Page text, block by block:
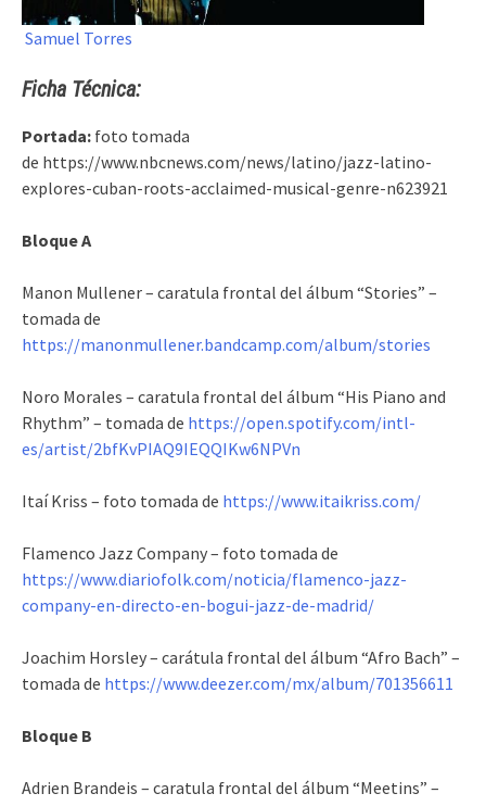
Samuel Torres
Ficha Técnica:
Portada: foto tomada
de https://www.nbcnews.com/news/latino/jazz-latino-
explores-cuban-roots-acclaimed-musical-genre-n623921
Bloque A
Manon Mullener – caratula frontal del álbum “Stories” –
tomada de
https://manonmullener.bandcamp.com/album/stories
Noro Morales – caratula frontal del álbum “His Piano and
Rhythm” – tomada de https://open.spotify.com/intl-
es/artist/2bfKvPIAQ9IEQQIKw6NPVn
Itaí Kriss – foto tomada de https://www.itaikriss.com/
Flamenco Jazz Company – foto tomada de
https://www.diariofolk.com/noticia/flamenco-jazz-
company-en-directo-en-bogui-jazz-de-madrid/
Joachim Horsley – carátula frontal del álbum “Afro Bach” –
tomada de https://www.deezer.com/mx/album/701356611
Bloque B
Adrien Brandeis – caratula frontal del álbum “Meetins” –